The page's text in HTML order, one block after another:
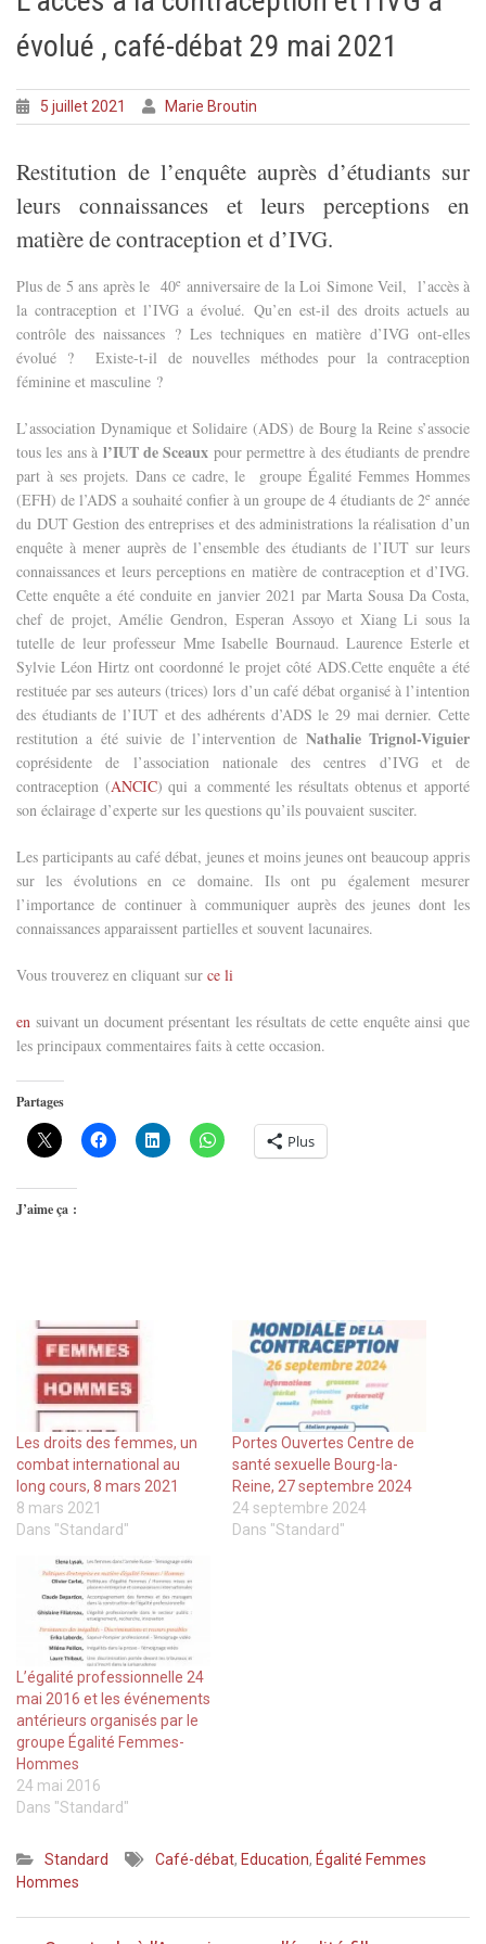
évolué , café-débat 29 mai 2021
5 juillet 2021 Marie Broutin
Restitution de l’enquête auprès d’étudiants sur
leurs connaissances et leurs perceptions en
matière de contraception et d’IVG.
Plus de 5 ans après le 40e anniversaire de la Loi Simone Veil, l’accès à
la contraception et l’IVG a évolué. Qu’en est-il des droits actuels au
contrôle des naissances ? Les techniques en matière d’IVG ont-elles
évolué ? Existe-t-il de nouvelles méthodes pour la contraception
féminine et masculine ?
L’association Dynamique et Solidaire (ADS) de Bourg la Reine s’associe
tous les ans à l’IUT de Sceaux pour permettre à des étudiants de prendre
part à ses projets. Dans ce cadre, le groupe Égalité Femmes Hommes
(EFH) de l’ADS a souhaité confier à un groupe de 4 étudiants de 2e année
du DUT Gestion des entreprises et des administrations la réalisation d’un
enquête à mener auprès de l’ensemble des étudiants de l’IUT sur leurs
connaissances et leurs perceptions en matière de contraception et d’IVG.
Cette enquête a été conduite en janvier 2021 par Marta Sousa Da Costa,
chef de projet, Amélie Gendron, Esperan Assoyo et Xiang Li sous la
tutelle de leur professeur Mme Isabelle Bournaud. Laurence Esterle et
Sylvie Léon Hirtz ont coordonné le projet côté ADS.Cette enquête a été
restituée par ses auteurs (trices) lors d’un café débat organisé à l’intention
des étudiants de l’IUT et des adhérents d’ADS le 29 mai dernier. Cette
restitution a été suivie de l’intervention de Nathalie Trignol-Viguier
coprésidente de l’association nationale des centres d’IVG et de
contraception (ANCIC) qui a commenté les résultats obtenus et apporté
son éclairage d’experte sur les questions qu’ils pouvaient susciter.
Les participants au café débat, jeunes et moins jeunes ont beaucoup appris
sur les évolutions en ce domaine. Ils ont pu également mesurer
l’importance de continuer à communiquer auprès des jeunes dont les
connaissances apparaissent partielles et souvent lacunaires.
Vous trouverez en cliquant sur ce li
en suivant un document présentant les résultats de cette enquête ainsi que
les principaux commentaires faits à cette occasion.
Partages
Plus
J’aime ça :
Les droits des femmes, un
combat international au
long cours, 8 mars 2021
8 mars 2021
Dans "Standard"
Portes Ouvertes Centre de
santé sexuelle Bourg-la-
Reine, 27 septembre 2024
24 septembre 2024
Dans "Standard"
L’égalité professionnelle 24
mai 2016 et les événements
antérieurs organisés par le
groupe Égalité Femmes-
Hommes
24 mai 2016
Dans "Standard"
Standard Café-débat, Education, Égalité Femmes
Hommes